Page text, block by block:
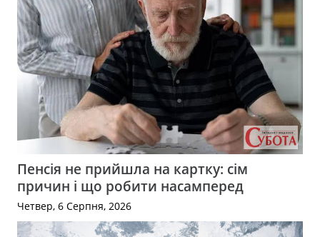
Пенсія не прийшла на картку: сім
причин і що робити насамперед
Четвер, 6 Серпня, 2026